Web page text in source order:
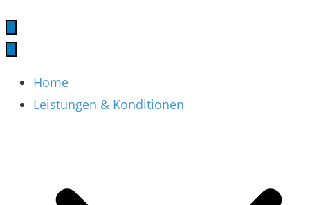
Home
Leistungen & Konditionen